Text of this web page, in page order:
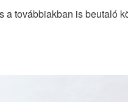
a továbbiakban is beutaló